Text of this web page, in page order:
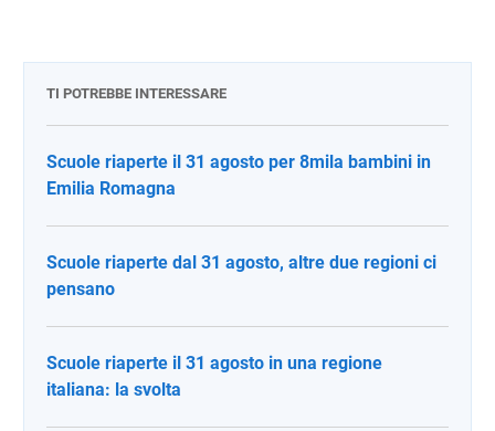
TI POTREBBE INTERESSARE
Scuole riaperte il 31 agosto per 8mila bambini in
Emilia Romagna
Scuole riaperte dal 31 agosto, altre due regioni ci
pensano
Scuole riaperte il 31 agosto in una regione
italiana: la svolta